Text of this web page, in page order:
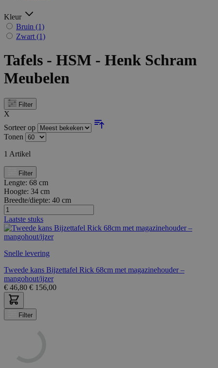
Kleur
Bruin (1)
Zwart (1)
Tafels - HSM - Henk Schram
Meubelen
Filter
X
Sorteer op
Tonen
1 Artikel
Filter
Lengte: 68 cm
Hoogte: 34 cm
Breedte/diepte: 40 cm
Laatste stuks
Snelle levering
Tweede kans Bijzettafel Rick 68cm met magazinehouder –
mangohout/ijzer
€ 46,80 € 156,00
Filter